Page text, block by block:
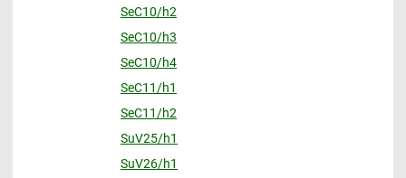
SeC10/h2
SeC10/h3
SeC10/h4
SeC11/h1
SeC11/h2
SuV25/h1
SuV26/h1